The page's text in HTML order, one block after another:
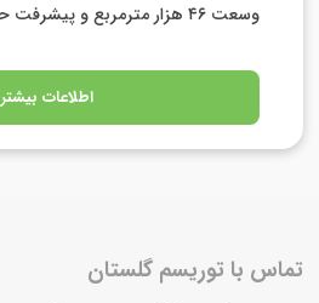
وسعت ۴۶ هزار مترمربع و پیشرفت حدود […]
اطلاعات بیشتر
تماس با توریسم گلستان